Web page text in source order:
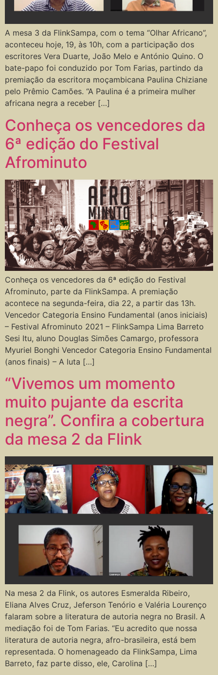
A mesa 3 da FlinkSampa, com o tema “Olhar Africano”,
aconteceu hoje, 19, às 10h, com a participação dos
escritores Vera Duarte, João Melo e António Quino. O
bate-papo foi conduzido por Tom Farias, partindo da
premiação da escritora moçambicana Paulina Chiziane
pelo Prêmio Camões. “A Paulina é a primeira mulher
africana negra a receber […]
Conheça os vencedores da
6ª edição do Festival
Afrominuto
Conheça os vencedores da 6ª edição do Festival
Afrominuto, parte da FlinkSampa. A premiação
acontece na segunda-feira, dia 22, a partir das 13h.
Vencedor Categoria Ensino Fundamental (anos iniciais)
– Festival Afrominuto 2021 – FlinkSampa Lima Barreto
Sesi Itu, aluno Douglas Simões Camargo, professora
Myuriel Bonghi Vencedor Categoria Ensino Fundamental
(anos finais) – A luta […]
“Vivemos um momento
muito pujante da escrita
negra”. Confira a cobertura
da mesa 2 da Flink
Na mesa 2 da Flink, os autores Esmeralda Ribeiro,
Eliana Alves Cruz, Jeferson Tenório e Valéria Lourenço
falaram sobre a literatura de autoria negra no Brasil. A
mediação foi de Tom Farias. “Eu acredito que nossa
literatura de autoria negra, afro-brasileira, está bem
representada. O homenageado da FlinkSampa, Lima
Barreto, faz parte disso, ele, Carolina […]